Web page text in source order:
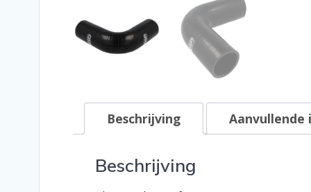
Beschrijving
Beschrijving